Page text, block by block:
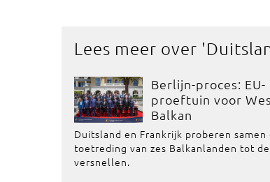
Lees meer over '
Berlijn-proces: EU-
proeftuin voor
Balkan
Duitsland en Frankrijk proberen samen
toetreding van zes Balkanlanden tot
versnellen.